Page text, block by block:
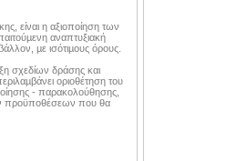
είναι η αξιοποίηση των
αναπτυξιακή
µε ισότιµους όρους.
σχεδίων δράσης και
οριοθέτηση του
- παρακολούθησης,
προϋποθέσεων που θα